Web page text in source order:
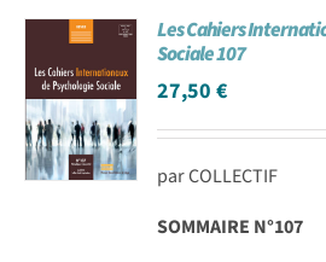
Les Cahiers
Sociale 107
27,50€
par COLLECTIF
SOMMAIRE N°107